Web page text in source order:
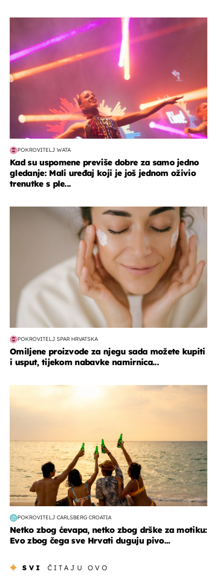
POKROVITELJ WATA
Kad su uspomene previše dobre za samo jedno
gledanje: Mali uređaj koji je još jednom oživio
trenutke s ple...
moda & ljepota
POKROVITELJ SPAR HRVATSKA
Omiljene proizvode za njegu sada možete kupiti
i usput, tijekom nabavke namirnica...
POKROVITELJ CARLSBERG CROATIA
Netko zbog ćevapa, netko zbog drške za motiku:
Evo zbog čega sve Hrvati duguju pivo...
SVI ČITAJU OVO